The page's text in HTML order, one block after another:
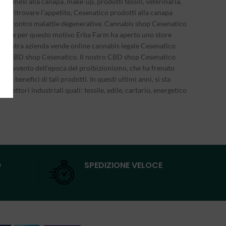
ritrovare l’appetito, Cesenatico prodotti alla canapa
contro malattie degenerative. Cannabis shop Cesenatico
e per questo motivo Erba Farm ha aperto uno store
azienda vende online cannabis legale Cesenatico
CBD shop Cesenatico. Il nostro CBD shop Cesenatico
dell’epoca del proibizionismo, che ha frenato
e benefici di tali prodotti. In questi ultimi anni, si sta
settori industriali quali: tessile, edile, cartario, energetico
SPEDIZIONE VELOCE